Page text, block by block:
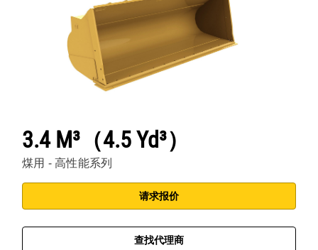
3.4 M³（4.5 Yd³）
煤用 - 高性能系列
请求报价
查找代理商